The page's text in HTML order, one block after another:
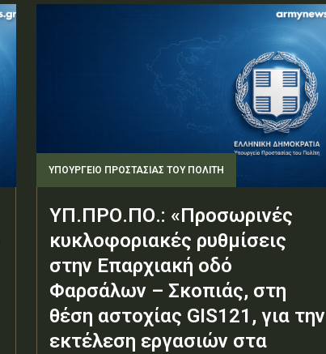
ΥΠΟΥΡΓΕΊΟ ΠΡΟΣΤΑΣΊΑΣ ΤΟΥ ΠΟΛΊΤΗ
ΥΠ.ΠΡΟ.ΠΟ.: «Προσωρινές
κυκλοφοριακές ρυθμίσεις
στην Επαρχιακή οδό
Φαρσάλων – Σκοπιάς, στη
θέση αστοχίας GIS121, για την
εκτέλεση εργασιών στα